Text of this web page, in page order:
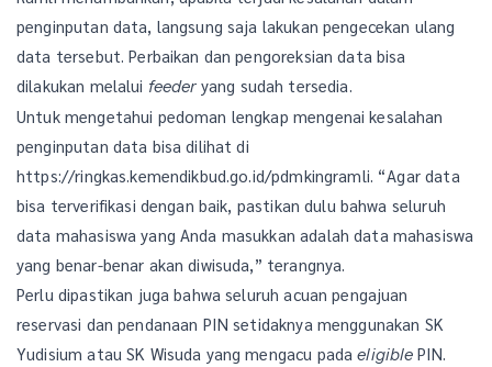
penginputan data, langsung saja lakukan pengecekan ulang
data tersebut. Perbaikan dan pengoreksian data bisa
dilakukan melalui feeder yang sudah tersedia.
Untuk mengetahui pedoman lengkap mengenai kesalahan
penginputan data bisa dilihat di
https://ringkas.kemendikbud.go.id/pdmkingramli. “Agar data
bisa terverifikasi dengan baik, pastikan dulu bahwa seluruh
data mahasiswa yang Anda masukkan adalah data mahasiswa
yang benar-benar akan diwisuda,” terangnya.
Perlu dipastikan juga bahwa seluruh acuan pengajuan
reservasi dan pendanaan PIN setidaknya menggunakan SK
Yudisium atau SK Wisuda yang mengacu padaeligible PIN.